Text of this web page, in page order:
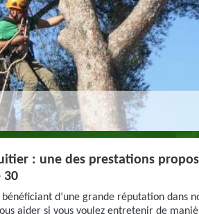
: une des prestations
30
d’une grande réputation dans
aider si vous voulez entretenir de